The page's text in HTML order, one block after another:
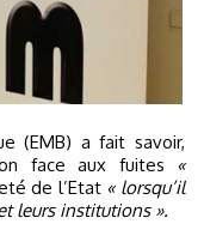
face aux fuites
«
de l’Etat « lorsqu’il
leurs institutions ».